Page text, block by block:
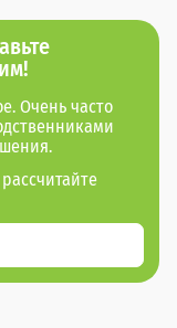
Очень часто